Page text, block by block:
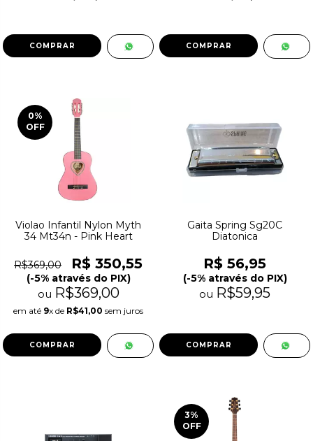
0%
OFF
Violao Infantil Nylon Myth
34 Mt34n - Pink Heart
R$369,00 R$ 350,55
(-5% através do PIX)
ou R$369,00
em até 9x de R$41,00 sem juros
Gaita Spring Sg20C
Diatonica
R$ 56,95
(-5% através do PIX)
ou R$59,95
3%
OFF